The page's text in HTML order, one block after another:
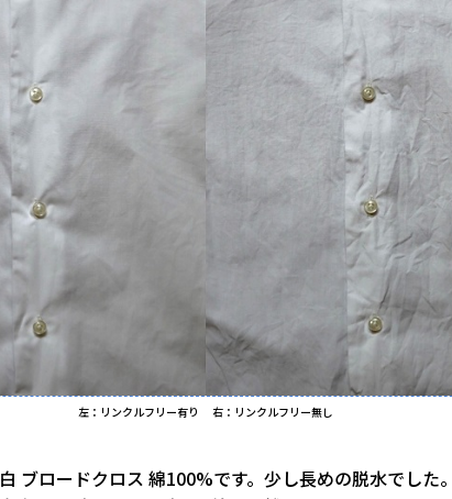
左：リンクルフリー有り 右：リンクルフリー無し
ブロードクロス 綿100%です。少し長めの脱水でした